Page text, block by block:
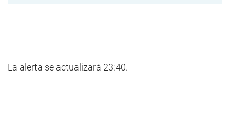
La alerta se actualizará 23:40.